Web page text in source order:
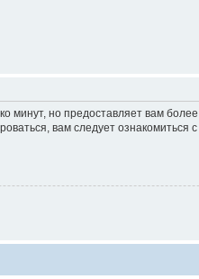
минут, но предоставляет вам
вам следует